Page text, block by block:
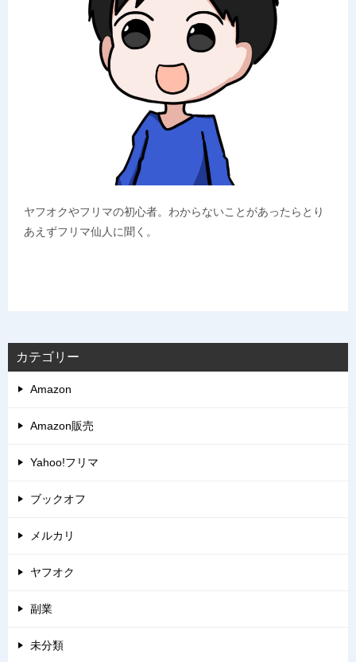
ヤフオクやフリマの初心者。わからないことがあったらとり
あえずフリマ仙人に聞く。
カテゴリー
Amazon
Amazon販売
Yahoo!フリマ
ブックオフ
メルカリ
ヤフオク
副業
未分類